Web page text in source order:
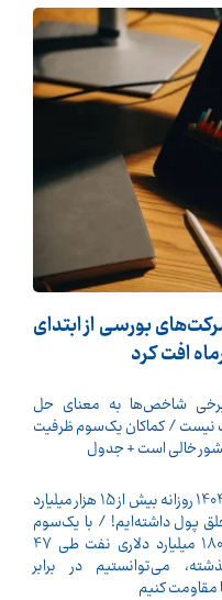
بورسی از ابتدای
شاخص‌ها به معنای حل
نیست / کماکان یک‌سوم ظرفیت
خالی است + جدول
در سال 1404 روزانه بیش از 15 هزار میلیارد
پول داشته‌ایم! / با یک‌سوم
درآمد 1800 میلیارد دلاری نفت طی 47
می‌توانستیم در برابر
مقاومت کنیم